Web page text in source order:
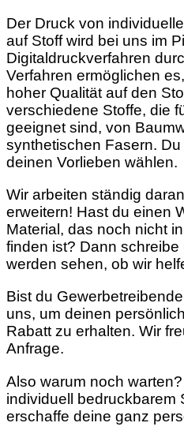
Der Druck von
auf Stoff wird bei uns im
Digitaldruckverfahren
Verfahren ermöglichen
hoher Qualität auf den
verschiedene Stoffe, die
geeignet sind, von
synthetischen Fasern.
deinen Vorlieben wählen.
Wir arbeiten ständig
erweitern! Hast du einen
Material, das noch nicht
finden ist? Dann
werden sehen, ob wir
Bist du
uns, um deinen
Rabatt zu erhalten. Wir
Anfrage.
Also warum noch
individuell bedruckbarem
erschaffe deine ganz